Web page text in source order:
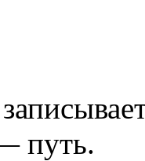
путь.